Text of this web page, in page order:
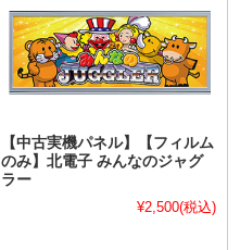
【中古実機パネル】【フィルム
のみ】北電子 みんなのジャグ
ラー
¥2,500(税込)